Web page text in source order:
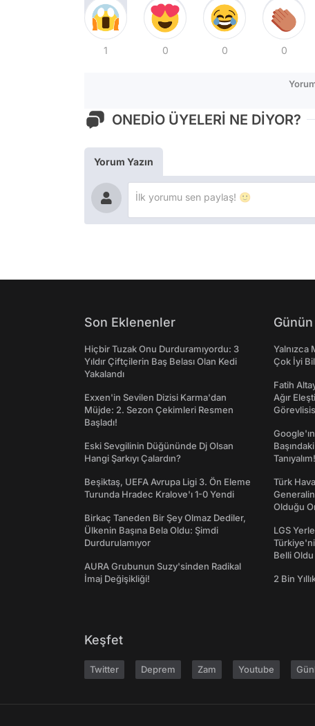
1 0 0 0
ONEDİO ÜYELERİ NE DİYOR?
Yorum Yazın
Son Eklenenler
Hiçbir Tuzak Onu Durduramıyordu: 3
Yıldır Çiftçilerin Baş Belası Olan Kedi
Yakalandı
Exxen'in Sevilen Dizisi Karma'dan
Müjde: 2. Sezon Çekimleri Resmen
Başladı!
Eski Sevgilinin Düğününde Dj Olsan
Hangi Şarkıyı Çalardın?
Beşiktaş, UEFA Avrupa Ligi 3. Ön Eleme
Turunda Hradec Kralove'ı 1-0 Yendi
Birkaç Taneden Bir Şey Olmaz Dediler,
Ülkenin Başına Bela Oldu: Şimdi
Durdurulamıyor
AURA Grubunun Suzy'sinden Radikal
İmaj Değişikliği!
Yalnızca
Çok İyi
Fatih
Ağır
Tanıyalım!
Türk
Olduğu
LGS
Belli Oldu
2 Bin
Keşfet
Twitter Deprem Zam Youtube